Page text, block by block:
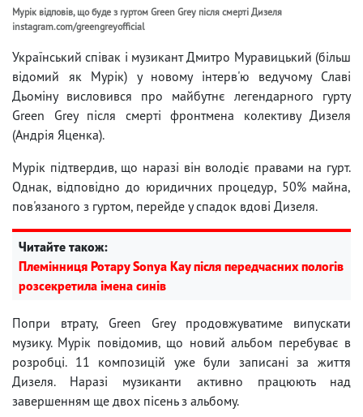
Мурік відповів, що буде з гуртом Green Grey після смерті Дизеля
instagram.com/greengreyofficial
Український співак і музикант Дмитро Муравицький (більш
відомий як Мурік) у новому інтерв'ю ведучому Славі
Дьоміну висловився про майбутнє легендарного гурту
Green Grey після смерті фронтмена колективу Дизеля
(Андрія Яценка).
Мурік підтвердив, що наразі він володіє правами на гурт.
Однак, відповідно до юридичних процедур, 50% майна,
пов'язаного з гуртом, перейде у спадок вдові Дизеля.
Читайте також:
Племінниця Ротару Sonya Kay після передчасних пологів
розсекретила імена синів
Попри втрату, Green Grey продовжуватиме випускати
музику. Мурік повідомив, що новий альбом перебуває в
розробці. 11 композицій уже були записані за життя
Дизеля. Наразі музиканти активно працюють над
завершенням ще двох пісень з альбому.